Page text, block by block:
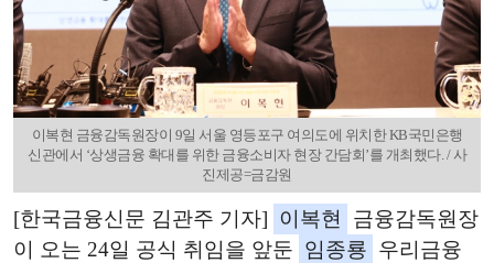
이복현 금융감독원장이 9일 서울 영등포구 여의도에 위치한 KB국민은행
신관에서 ‘상생금융 확대를 위한 금융소비자 현장 간담회’를 개최했다. / 사
진제공=금감원
[한국금융신문 김관주 기자] 이복현
금융감독원장
이 오는 24일 공식 취임을 앞둔 임종룡 우리금융